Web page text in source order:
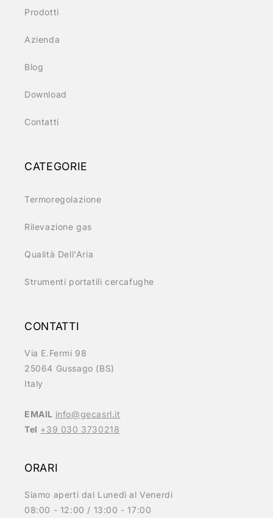
Prodotti
Azienda
Blog
Download
Contatti
CATEGORIE
Termoregolazione
Rilevazione gas
Qualità Dell'Aria
Strumenti portatili cercafughe
CONTATTI
Via E.Fermi 98
25064 Gussago (BS)
Italy
EMAIL info@gecasrl.it
Tel +39 030 3730218
ORARI
Siamo aperti dal Lunedì al Venerdi
08:00 - 12:00 / 13:00 - 17:00